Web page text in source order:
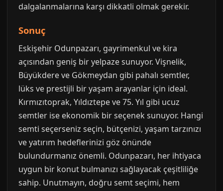
dalgalanmalarına karşı dikkatli olmak gerekir.
Sonuç
Eskişehir Odunpazarı, gayrimenkul ve kira
açısından geniş bir yelpaze sunuyor. Vişnelik,
Büyükdere ve Gökmeydan gibi pahalı semtler,
lüks ve prestijli bir yaşam arayanlar için ideal.
Kırmızıtoprak, Yıldıztepe ve 75. Yıl gibi ucuz
semtler ise ekonomik bir seçenek sunuyor. Hangi
semti seçerseniz seçin, bütçenizi, yaşam tarzınızı
ve yatırım hedeflerinizi göz önünde
bulundurmanız önemli. Odunpazarı, her ihtiyaca
uygun bir konut bulmanızı sağlayacak çeşitliliğe
sahip. Unutmayın, doğru semt seçimi, hem